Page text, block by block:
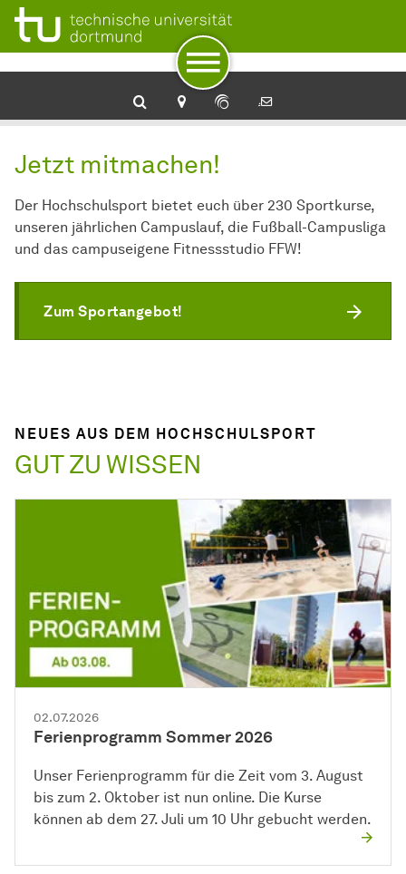
Zur Navigation
Zum Schnellzugriff
Zum Fuß der Seite mit weiteren Services
Zum Inhalt
Zur Startseite
Jetzt mitmachen!
Der Hochschulsport bietet euch über 230 Sportkurse,
unseren jährlichen Campuslauf, die Fußball-Campusliga
und das campuseigene Fitnessstudio FFW!
Zum Sportangebot!
NEUES AUS DEM HOCHSCHULSPORT
GUT ZU WISSEN
02.07.2026
Ferienprogramm Sommer 2026
Unser Ferienprogramm für die Zeit vom 3. August
bis zum 2. Oktober ist nun online. Die Kurse
können ab dem 27. Juli um 10 Uhr gebucht werden.